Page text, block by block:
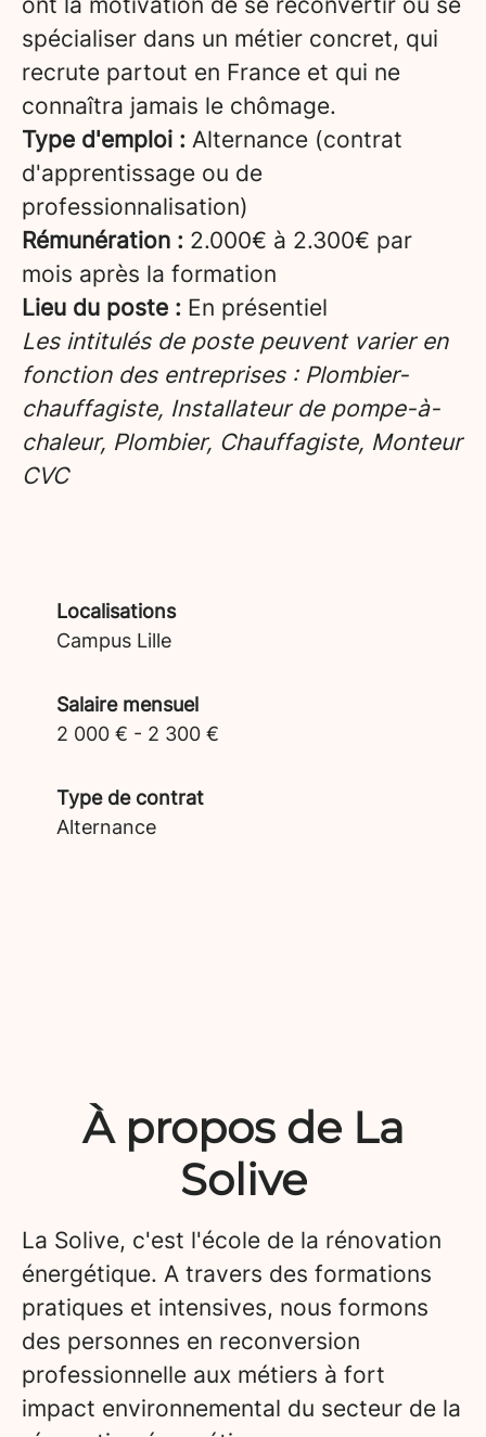
spécialiser dans un métier concret, qui
recrute partout en France et qui ne
connaîtra jamais le chômage.
Type d'emploi : Alternance (contrat
d'apprentissage ou de
professionnalisation)
Rémunération : 2.000€ à 2.300€ par
mois après la formation
Lieu du poste : En présentiel
Les intitulés de poste peuvent varier en
fonction des entreprises : Plombier-
chauffagiste, Installateur de pompe-à-
chaleur, Plombier, Chauffagiste, Monteur
CVC
Localisations
Campus Lille
Salaire mensuel
2 000 € - 2 300 €
Type de contrat
Alternance
À propos de La
Solive
La Solive, c'est l'école de la rénovation
énergétique. A travers des formations
pratiques et intensives, nous formons
des personnes en reconversion
professionnelle aux métiers à fort
impact environnemental du secteur de la